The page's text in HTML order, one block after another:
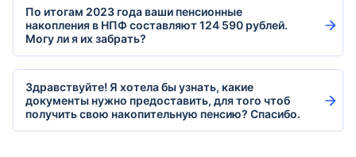
По итогам 2023 года ваши пенсионные
накопления в НПФ составляют 124 590 рублей.
Могу ли я их забрать?
Здравствуйте! Я хотела бы узнать, какие
документы нужно предоставить, для того чтоб
получить свою накопительную пенсию? Спасибо.